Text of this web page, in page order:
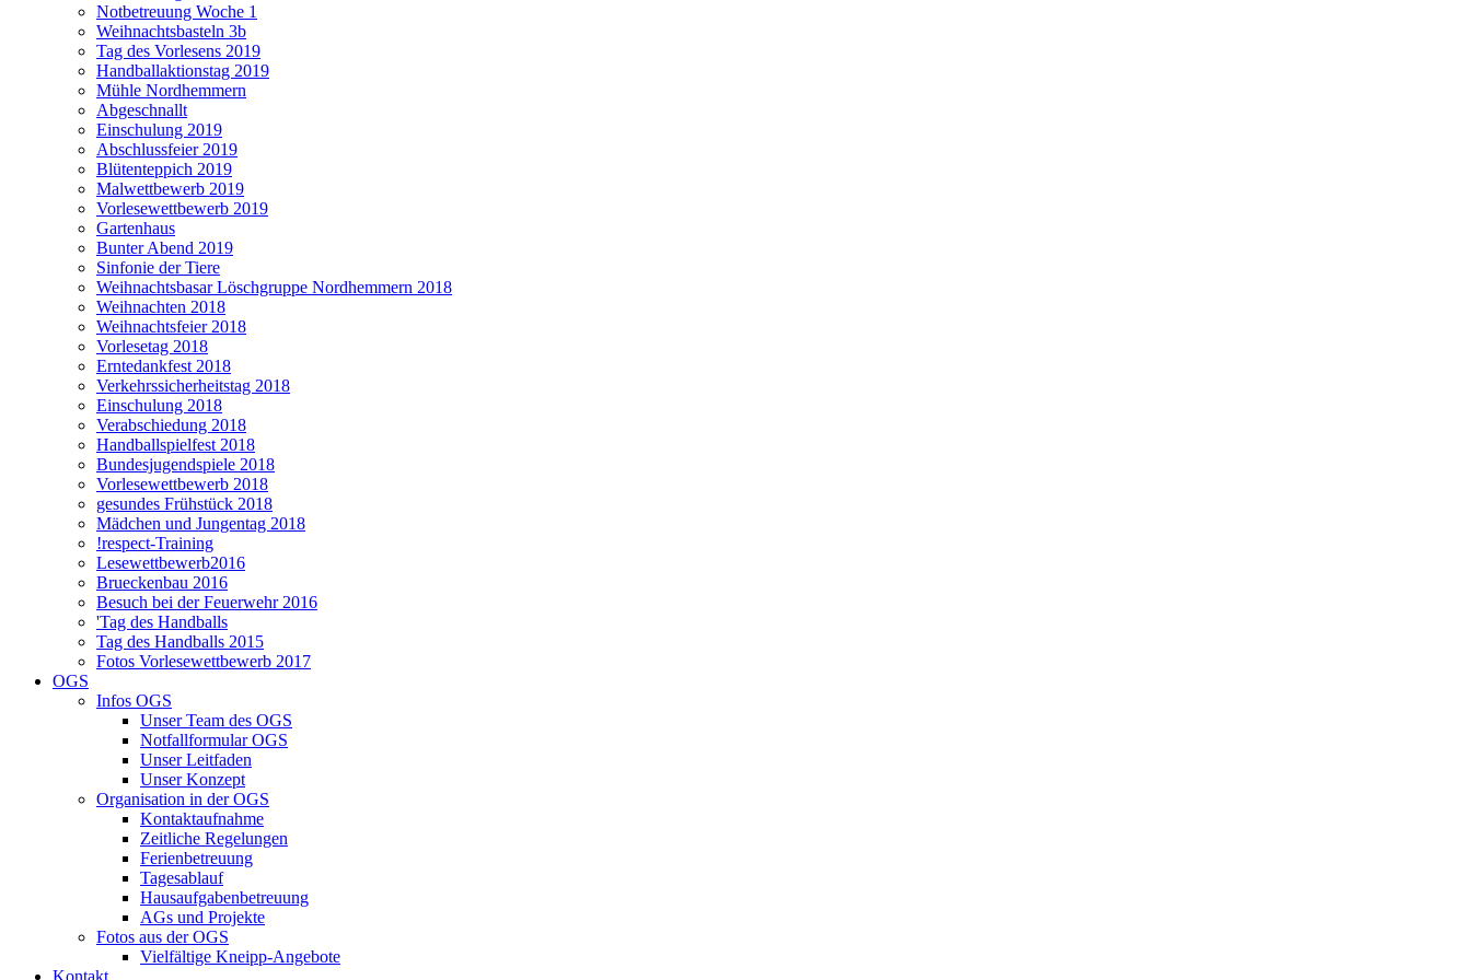
Notbetreuung Woche 1
Weihnachtsbasteln 3b
Tag des Vorlesens 2019
Handballaktionstag 2019
Mühle Nordhemmern
Abgeschnallt
Einschulung 2019
Abschlussfeier 2019
Blütenteppich 2019
Malwettbewerb 2019
Vorlesewettbewerb 2019
Gartenhaus
Bunter Abend 2019
Sinfonie der Tiere
Weihnachtsbasar Löschgruppe Nordhemmern 2018
Weihnachten 2018
Weihnachtsfeier 2018
Vorlesetag 2018
Erntedankfest 2018
Verkehrssicherheitstag 2018
Einschulung 2018
Verabschiedung 2018
Handballspielfest 2018
Bundesjugendspiele 2018
Vorlesewettbewerb 2018
gesundes Frühstück 2018
Mädchen und Jungentag 2018
!respect-Training
Lesewettbewerb2016
Brueckenbau 2016
Besuch bei der Feuerwehr 2016
'Tag des Handballs
Tag des Handballs 2015
Fotos Vorlesewettbewerb 2017
OGS
Infos OGS
Unser Team des OGS
Notfallformular OGS
Unser Leitfaden
Unser Konzept
Organisation in der OGS
Kontaktaufnahme
Zeitliche Regelungen
Ferienbetreuung
Tagesablauf
Hausaufgabenbetreuung
AGs und Projekte
Fotos aus der OGS
Vielfältige Kneipp-Angebote
Kontakt